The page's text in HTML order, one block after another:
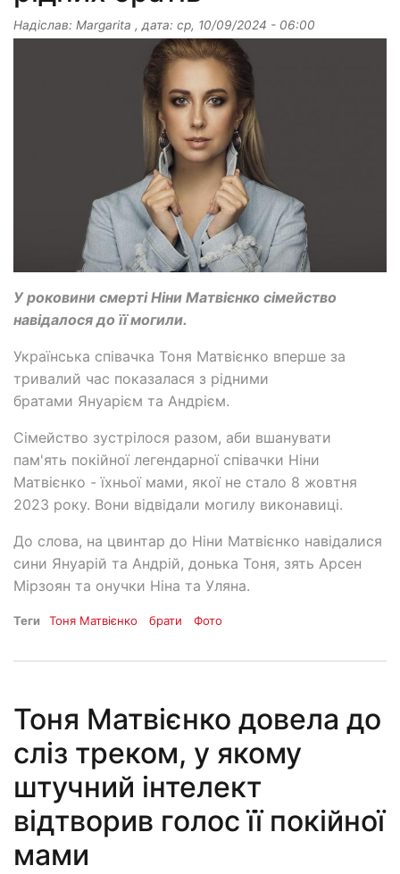
Надіслав: Margarita , дата: ср, 10/09/2024 - 06:00
У роковини смерті Ніни Матвієнко сімейство
навідалося до її могили.
Українська співачка Тоня Матвієнко вперше за
тривалий час показалася з рідними
братами Януарієм та Андрієм.
Сімейство зустрілося разом, аби вшанувати
пам'ять покійної легендарної співачки Ніни
Матвієнко - їхньої мами, якої не стало 8 жовтня
2023 року. Вони відвідали могилу виконавиці.
До слова, на цвинтар до Ніни Матвієнко навідалися
сини Януарій та Андрій, донька Тоня, зять Арсен
Мірзоян та онучки Ніна та Уляна.
Теги Тоня Матвієнко брати Фото
Тоня Матвієнко довела до
сліз треком, у якому
штучний інтелект
відтворив голос її покійної
мами